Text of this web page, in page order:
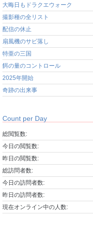
大晦日もドラクエウォーク
撮影種の全リスト
配信の休止
扇風機のサビ落し
特亜の三国
餌の量のコントロール
2025年開始
奇跡の出来事
Count per Day
総閲覧数:
今日の閲覧数:
昨日の閲覧数:
総訪問者数:
今日の訪問者数:
昨日の訪問者数:
現在オンライン中の人数: